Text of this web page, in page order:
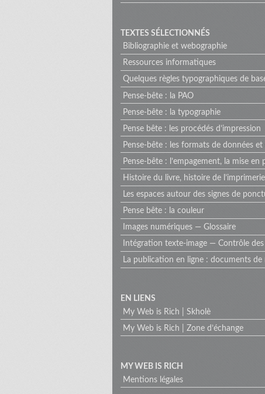
TEXTES SÉLECTIONNÉS
Bibliographie et webographie
Ressources informatiques
Quelques règles typographiques de
Pense-bête : la PAO
Pense-bête : la typographie
Pense bête : les procédés d’impression
Pense-bête : les formats de données
Pense-bête : l’empagement, la mise en
Histoire du livre, histoire de l’imprimerie
Les espaces autour des signes de
Pense bête : la couleur
Images numériques — Glossaire
Intégration texte-image — Contrôle des
La publication en ligne : documents
Menu
extra
EN LIENS
My Web is Rich | Skholè
My Web is Rich | Zone d’échange
MY WEB IS RICH
Mentions légales